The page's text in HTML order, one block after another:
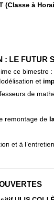
(Classe à
LE FUTUR
ce bimestre :
et
de
remontage de
et à